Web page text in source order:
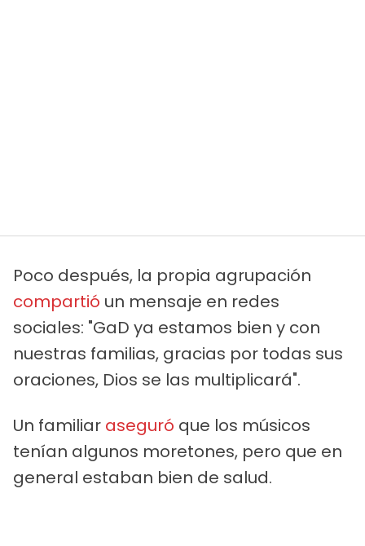
Poco después, la propia agrupación
compartió un mensaje en redes
sociales: "GaD ya estamos bien y con
nuestras familias, gracias por todas sus
oraciones, Dios se las multiplicará".
Un familiar aseguró que los músicos
tenían algunos moretones, pero que en
general estaban bien de salud.